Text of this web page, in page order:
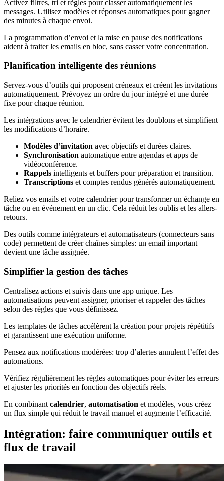
Activez filtres, tri et règles pour classer automatiquement les
messages. Utilisez modèles et réponses automatiques pour gagner
des minutes à chaque envoi.
La programmation d’envoi et la mise en pause des notifications
aident à traiter les emails en bloc, sans casser votre concentration.
Planification intelligente des réunions
Servez-vous d’outils qui proposent créneaux et créent les invitations
automatiquement. Prévoyez un ordre du jour intégré et une durée
fixe pour chaque réunion.
Les intégrations avec le calendrier évitent les doublons et simplifient
les modifications d’horaire.
Modèles d’invitation avec objectifs et durées claires.
Synchronisation automatique entre agendas et apps de
vidéoconférence.
Rappels intelligents et buffers pour préparation et transition.
Transcriptions et comptes rendus générés automatiquement.
Reliez vos emails et votre calendrier pour transformer un échange en
tâche ou en événement en un clic. Cela réduit les oublis et les allers-
retours.
Des outils comme intégrateurs et automatisateurs (connecteurs sans
code) permettent de créer chaînes simples: un email important
devient une tâche assignée.
Simplifier la gestion des tâches
Centralisez actions et suivis dans une app unique. Les
automatisations peuvent assigner, prioriser et rappeler des tâches
selon des règles que vous définissez.
Les templates de tâches accélèrent la création pour projets répétitifs
et garantissent une exécution uniforme.
Pensez aux notifications modérées: trop d’alertes annulent l’effet des
automations.
Vérifiez régulièrement les règles automatiques pour éviter les erreurs
et ajuster les priorités en fonction des objectifs réels.
En combinant calendrier, automatisation et modèles, vous créez
un flux simple qui réduit le travail manuel et augmente l’efficacité.
Intégration: faire communiquer outils et
flux de travail